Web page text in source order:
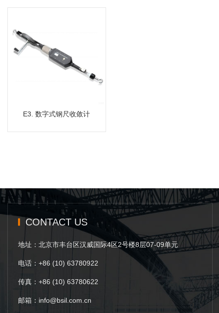
E3. 数字式钢尺收敛计
E3. 数字式钢尺收敛计
CONTACT US
地址：北京市丰台区汉威国际4区2号楼8层07-09单元
电话：+86 (10) 63780922
传真：+86 (10) 63780622
邮箱：info@bsil.com.cn